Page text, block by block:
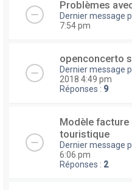
Problèmes
Dernier message
7:54 pm
openconcerto
Dernier message
2018 4:49 pm
Réponses : 9
Modèle
touristique
Dernier message
6:06 pm
Réponses : 2